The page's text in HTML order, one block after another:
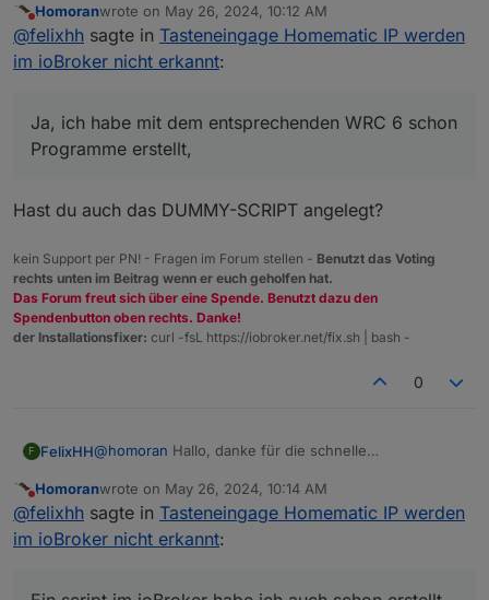
Ja, ich habe mit dem entsprechenden WRC 6 schon
Programme erstellt, innerhalb der CCU3 werden diese
auch ausgeführt.
Ein script im ioBroker habe ich auch schon erstellt,
Systemvariablen in der CCU3/WebUI ändern, also
scheint dort schon eine Verbindung zu sein?
Do not disturb
Homoranwrote on May 26, 2024, 10:12 AM
last edited by
@felixhh sagte in Tasteneingage Homematic IP werden
im ioBroker nicht erkannt:
Ja, ich habe mit dem entsprechenden WRC 6 schon
Programme erstellt,
Hast du auch das DUMMY-SCRIPT angelegt?
kein Support per PN! - Fragen im Forum stellen - Benutzt das Voting
rechts unten im Beitrag wenn er euch geholfen hat.
Das Forum freut sich über eine Spende. Benutzt dazu den
Spendenbutton oben rechts. Danke!
der Installationsfixer: curl -fsL https://iobroker.net/fix.sh | bash -
0
F FelixHH@homoran Hallo, danke für die schnelle
Ja, ich habe mit dem entsprechenden WRC 6 schon
Programme erstellt, innerhalb der CCU3 werden diese
auch ausgeführt.
Ein script im ioBroker habe ich auch schon erstellt,
Do not disturb
Homoranwrote on May 26, 2024, 10:14 AM
last edited by
@felixhh sagte in Tasteneingage Homematic IP werden
im ioBroker nicht erkannt: